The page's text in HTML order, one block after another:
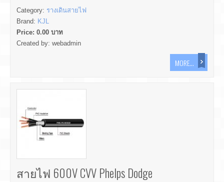
Category: รางเดินสายไฟ
Brand: KJL
Price: 0.00 บาท
Created by: webadmin
MORE...
สายไฟ 600V CVV Phelps Dodge